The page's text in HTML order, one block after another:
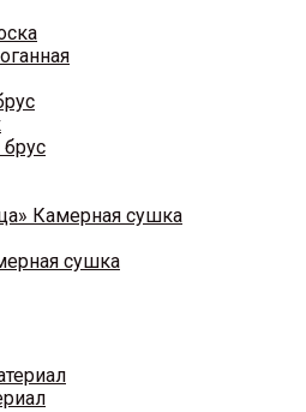
Камерная сушка
сушка